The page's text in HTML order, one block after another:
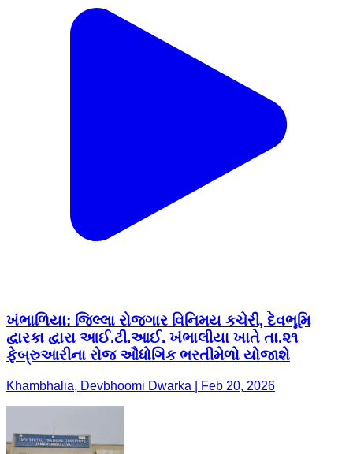
ખંભાળિયા: જિલ્લા રોજગાર વિનિમય કચેરી, દેવભૂમિ
દ્વારકા દ્વારા આઈ.ટી.આઈ. ખંભાલીયા ખાતે તા.૨૧
ફેબ્રુઆરીના રોજ ઔધોગિક ભરતીમેળો યોજાશે
Khambhalia, Devbhoomi Dwarka | Feb 20, 2026